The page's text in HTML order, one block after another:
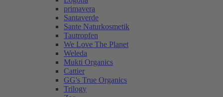
primavera
Santaverde
Sante Naturkosmetik
Tautropfen
We Love The Planet
Weleda
Mukti Organics
Cattier
GG's True Organics
Trilogy